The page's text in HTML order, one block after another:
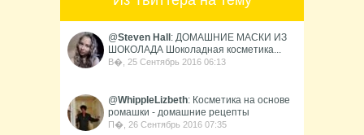
@Steven Hall : ДОМАШНИЕ МАСКИ ИЗ
ШОКОЛАДА Шоколадная косметика...
В�, 25 Сентябрь 2016 06:13
@WhippleLizbeth: Косметика на основе
ромашки - домашние рецепты
П�, 26 Сентябрь 2016 07:35